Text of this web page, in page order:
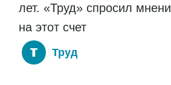
лет. «Труд» спросил
на этот счет
Труд